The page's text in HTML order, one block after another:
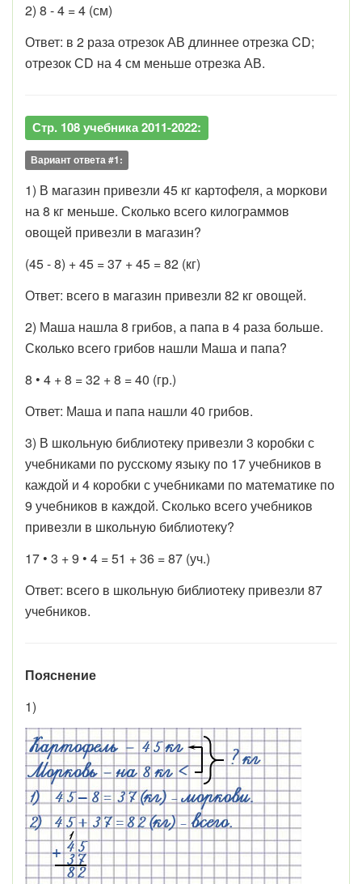
2) 8 - 4 = 4 (см)
Ответ: в 2 раза отрезок АВ длиннее отрезка CD;
отрезок СD на 4 см меньше отрезка АВ.
Стр. 108 учебника 2011-2022:
Вариант ответа #1:
1) В магазин привезли 45 кг картофеля, а моркови
на 8 кг меньше. Сколько всего килограммов
овощей привезли в магазин?
(45 - 8) + 45 = 37 + 45 = 82 (кг)
Ответ: всего в магазин привезли 82 кг овощей.
2) Маша нашла 8 грибов, а папа в 4 раза больше.
Сколько всего грибов нашли Маша и папа?
8 • 4 + 8 = 32 + 8 = 40 (гр.)
Ответ: Маша и папа нашли 40 грибов.
3) В школьную библиотеку привезли 3 коробки с
учебниками по русскому языку по 17 учебников в
каждой и 4 коробки с учебниками по математике по
9 учебников в каждой. Сколько всего учебников
привезли в школьную библиотеку?
17 • 3 + 9 • 4 = 51 + 36 = 87 (уч.)
Ответ: всего в школьную библиотеку привезли 87
учебников.
Пояснение
1)